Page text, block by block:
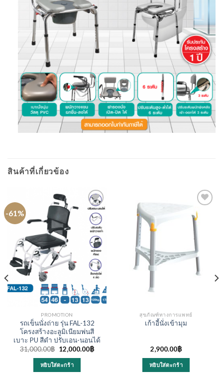
สินค้าที่เกี่ยวข้อง
-61%
PROMOTION
รถเข็นนั่งถ่าย รุ่น FAL-132
โครงสร้างอะลูมิเนียมพ่นสี
เบาะ PU สีดำ ปรับเอน-นอนได้
31,000.00฿ Original
price
was:
31,000.00฿.
12,000.00฿Current
หยิบใส่ตะกร้า
สุขภัณฑ์ทางการแพทย์
เก้าอี้นั่งเข้ามุม
2,900.00฿
หยิบใส่ตะกร้า